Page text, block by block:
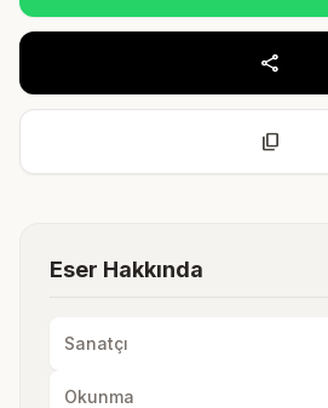
share
content_copy
Eser Hakkında
Sanatçı
Okunma